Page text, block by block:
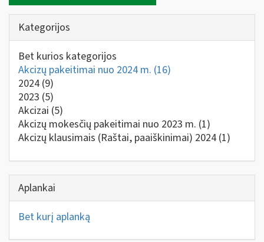
Kategorijos
Bet kurios kategorijos
Akcizų pakeitimai nuo 2024 m. (16)
2024 (9)
2023 (5)
Akcizai (5)
Akcizų mokesčių pakeitimai nuo 2023 m. (1)
Akcizų klausimais (Raštai, paaiškinimai) 2024 (1)
Aplankai
Bet kurį aplanką